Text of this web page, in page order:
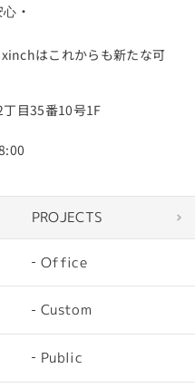
・
はこれからも新たな可
目35番10号1F
PROJECTS
Office
Custom
Public